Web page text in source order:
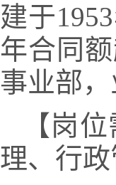
建于
年合同
事业部
【岗
理、行